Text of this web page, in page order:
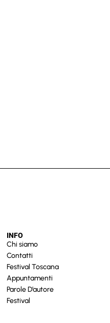
INFO
Chi siamo
Contatti
Festival Toscana
Appuntamenti
Parole D’autore
Festival